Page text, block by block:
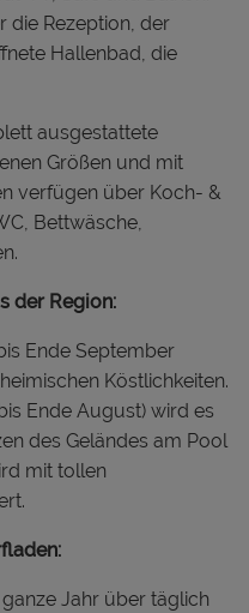
die Rezeption, der
Hallenbad, die
ausgestattete
Größen und mit
verfügen über Koch- &
Bettwäsche,
der Region:
Ende September
Köstlichkeiten.
Ende August) wird es
des Geländes am Pool
mit tollen
Jahr über täglich